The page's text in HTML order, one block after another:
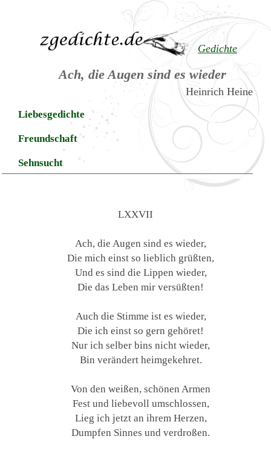
Gedichte
Ach, die Augen sind es wieder
Heinrich Heine
Liebesgedichte
Freundschaft
Sehnsucht
LXXVII
Ach, die Augen sind es wieder,
Die mich einst so lieblich grüßten,
Und es sind die Lippen wieder,
Die das Leben mir versüßten!
Auch die Stimme ist es wieder,
Die ich einst so gern gehöret!
Nur ich selber bins nicht wieder,
Bin verändert heimgekehret.
Von den weißen, schönen Armen
Fest und liebevoll umschlossen,
Lieg ich jetzt an ihrem Herzen,
Dumpfen Sinnes und verdroßen.